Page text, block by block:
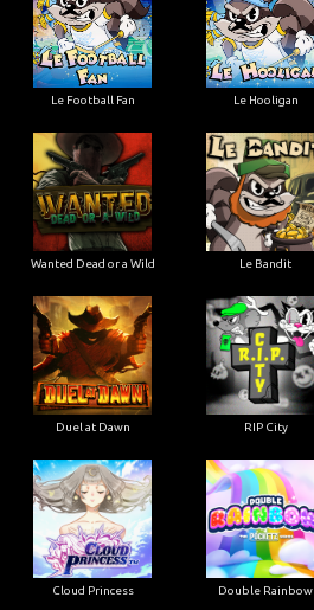
Le Football Fan Le Hooligan
Wanted Dead or a Wild Le Bandit
Duel at Dawn RIP City
Cloud Princess Double Rainbow